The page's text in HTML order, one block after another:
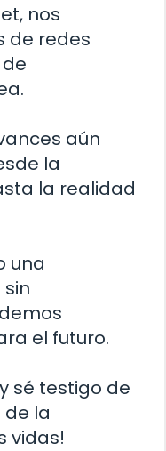
nos
de redes
aún
la
la realidad
una
el futuro.
sé testigo de
la
vidas!